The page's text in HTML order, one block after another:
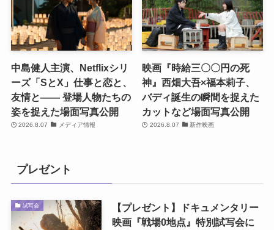
「中国ドラマが好き！いま
見るべきスター最前線」8
月27日発売 「逐玉：翡翠
の君」を徹底特集
2026.8.07 中国ドラマ
【重要】サーバー移行に伴
うWebサイト一時休止のお
知らせ
2026.8.07 お知らせ
中島健人主演、Netflixシリ
映画『時給三〇〇円の死